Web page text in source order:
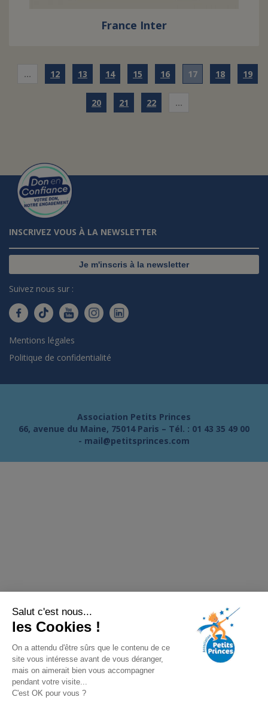
Salut c'est nous...
les Cookies !
On a attendu d'être sûrs que le contenu de ce
site vous intéresse avant de vous déranger,
mais on aimerait bien vous accompagner
pendant votre visite...
C'est OK pour vous ?
France Inter
… 12 13 14 15 16 17 18 19
20 21 22 …
INSCRIVEZ VOUS À LA NEWSLETTER
Je m'inscris à la newsletter
Suivez nous sur :
Mentions légales
Politique de confidentialité
Association Petits Princes
66, avenue du Maine, 75014 Paris – Tél. : 01 43 35 49 00
- mail@petitsprinces.com